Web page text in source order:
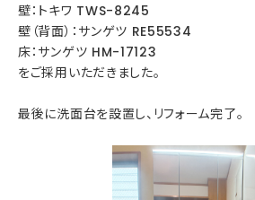
壁：トキワ TWS-8245
壁（背面）：サンゲツ RE55534
床：サンゲツ HM-17123
をご採用いただきました。
最後に洗面台を設置し、リフォーム完了。